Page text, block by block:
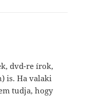
dvd-re írok,
is. Ha valaki
tudja, hogy